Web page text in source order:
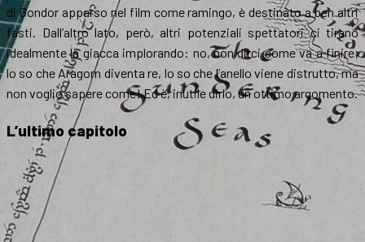
di Gondor apparso nel film come ramingo, è destinato a ben altri
fasti. Dall’altro lato, però, altri potenziali spettatori ci tirano
idealmente la giacca implorando: no, non dirci come va a finire;
lo so che Aragorn diventa re, lo so che l’anello viene distrutto, ma
non voglio sapere come! Ed è, inutile dirlo, un ottimo argomento.
L’ultimo capitolo